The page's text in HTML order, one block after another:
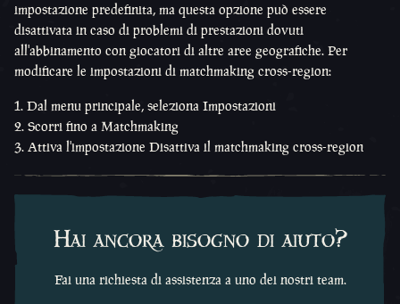
impostazione predefinita, ma questa opzione può essere
disattivata in caso di problemi di prestazioni dovuti
all'abbinamento con giocatori di altre aree geografiche. Per
modificare le impostazioni di matchmaking cross-region:
Dal menu principale, seleziona Impostazioni
Scorri fino a Matchmaking
Attiva l'impostazione Disattiva il matchmaking cross-region
Hai ancora bisogno di aiuto?
Fai una richiesta di assistenza a uno dei nostri team.